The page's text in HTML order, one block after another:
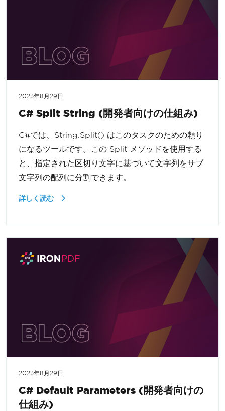
2023年8月29日
C# Split String (開発者向けの仕組み)
C#では、String.Split() はこのタスクのための頼り
になるツールです。この Split メソッドを使用する
と、指定された区切り文字に基づいて文字列をサブ
文字列の配列に分割できます。
詳しく読む
2023年8月29日
C# Default Parameters (開発者向けの
仕組み)